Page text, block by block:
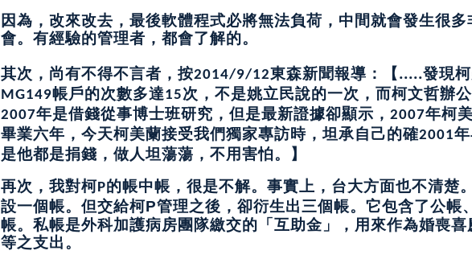
因為，改來改去，最後軟體程式必將無法負荷，中間就會發生很
會。有經驗的管理者，都會了解的。
其次，尚有不得不言者，按2014/9/12東森新聞報導 ：【.....發現
MG149帳戶的次數多達15次，不是姚立民說的一次，而柯文哲辦
2007年是借錢從事博士班研究，但是最新證據卻顯示， 2007年柯
畢業六年，今天柯美蘭接受我們獨家專訪時，坦承自己的確2001
是他都是捐錢，做人坦蕩蕩，不用害怕。 】
再次，我對柯P的帳中帳，很是不解。事實上，台大方面也不清楚。
設一個帳。但交給柯P管理之後，卻衍生出三個帳。它包含了公帳
帳。私帳是外科加護病房團隊繳交的「互助金」，用來作為婚喪
等之支出。